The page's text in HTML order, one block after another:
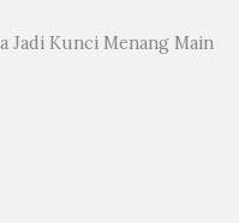
Jadi Kunci Menang Main